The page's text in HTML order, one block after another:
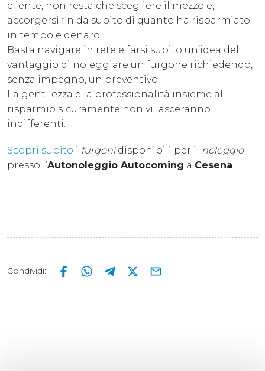
cliente, non resta che scegliere il mezzo e,
accorgersi fin da subito di quanto ha risparmiato
in tempo e denaro.
Basta navigare in rete e farsi subito un’idea del
vantaggio di noleggiare un furgone richiedendo,
senza impegno, un preventivo.
La gentilezza e la professionalità insieme al
risparmio sicuramente non vi lasceranno
indifferenti.
Scopri subito i furgonidisponibili per il noleggio
presso l’Autonoleggio Autocoming a Cesena.
Condividi: